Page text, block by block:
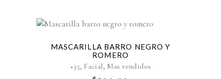
MASCARILLA BARRO NEGRO Y
ROMERO
+35, Facial, Mas vendidos